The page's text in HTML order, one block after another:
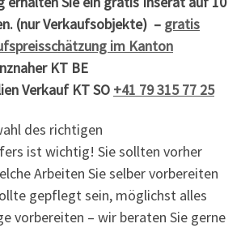
(nur Verkaufsobjekte) – gratis
im Kanton
KT BE
Verkauf KT SO +41 79 315 77 25
des richtigen
ist wichtig! Sie sollten vorher
Arbeiten Sie selber vorbereiten
gepflegt sein, möglichst alles
vorbereiten – wir beraten Sie gerne